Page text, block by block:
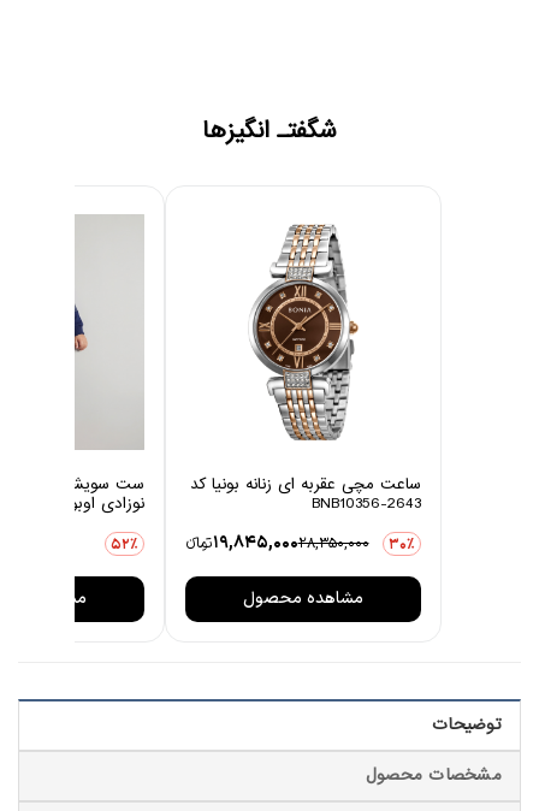
شگفتـ انگیزها
ساعت مچی عقربه ای زنانه بونیا کد
BNB10356-2643
30٪ 28,350,000
19,845,000تومانءء
مشاهده محصول
ست سویشرت و
نوزادی اوبوکو مدل
52٪
مشاهده
توضیحات
مشخصات محصول